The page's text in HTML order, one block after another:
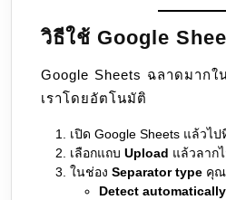
วิธีใช้ Google
Google Sheets ฉลาดมากใ
เราโดยอัตโนมัติ
เปิด Google Sheets แล้วไป
เลือกแถบ Upload แล้วลาก
ในช่อง Separator type คุณ
Detect